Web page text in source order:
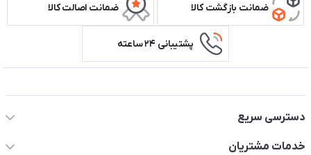
ضمانت بازگشت کالا ضمانت اصالت کالا
پشتیبانی ۲۴ ساعته
دسترسی سریع
حساب کاربری
خدمات مشتریان